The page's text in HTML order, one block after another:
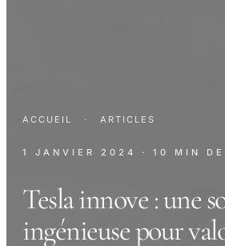
ACCUEIL · ARTICLES
1 JANVIER 2024 · 10 MIN DE
Tesla innove : une
ingénieuse pour